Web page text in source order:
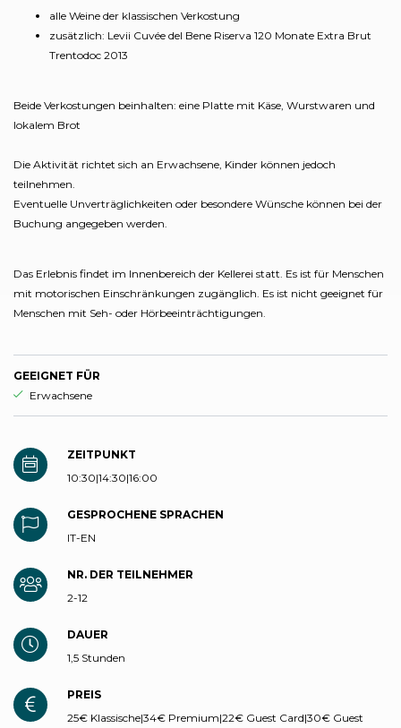
alle Weine der klassischen Verkostung
zusätzlich: Levii Cuvée del Bene Riserva 120 Monate Extra Brut
Trentodoc 2013
Beide Verkostungen beinhalten: eine Platte mit Käse, Wurstwaren und
lokalem Brot
Die Aktivität richtet sich an Erwachsene, Kinder können jedoch
teilnehmen.
Eventuelle Unverträglichkeiten oder besondere Wünsche können bei der
Buchung angegeben werden.
Das Erlebnis findet im Innenbereich der Kellerei statt. Es ist für Menschen
mit motorischen Einschränkungen zugänglich. Es ist nicht geeignet für
Menschen mit Seh- oder Hörbeeinträchtigungen.
GEEIGNET FÜR
aria.ds_experience.suitable_for_prefix
Erwachsene
ZEITPUNKT
10:30|14:30|16:00
GESPROCHENE SPRACHEN
IT-EN
NR. DER TEILNEHMER
2-12
DAUER
1,5 Stunden
PREIS
25€ Klassische|34€ Premium|22€ Guest Card|30€ Guest